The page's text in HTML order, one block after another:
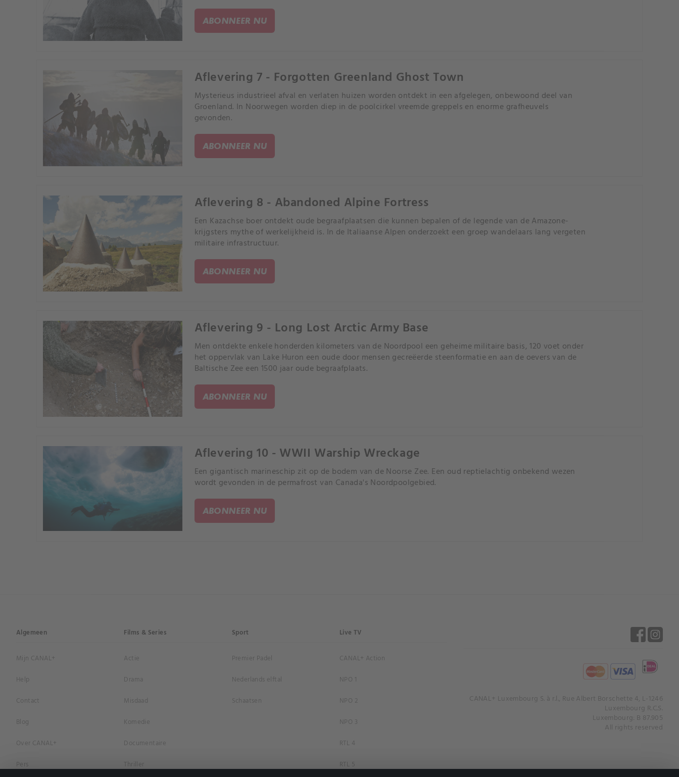
ABONNEER NU
Aflevering 7 - Forgotten Greenland Ghost Town
Mysterieus industrieel afval en verlaten huizen worden ontdekt in een afgelegen, onbewoond deel van
Groenland. In Noorwegen worden diep in de poolcirkel vreemde greppels en enorme grafheuvels
gevonden.
ABONNEER NU
Aflevering 8 - Abandoned Alpine Fortress
Een Kazachse boer ontdekt oude begraafplaatsen die kunnen bepalen of de legende van de Amazone-
krijgsters mythe of werkelijkheid is. In de Italiaanse Alpen onderzoekt een groep wandelaars lang vergeten
militaire infrastructuur.
ABONNEER NU
Aflevering 9 - Long Lost Arctic Army Base
Men ontdekte enkele honderden kilometers van de Noordpool een geheime militaire basis, 120 voet onder
het oppervlak van Lake Huron een oude door mensen gecreëerde steenformatie en aan de oevers van de
Baltische Zee een 1500 jaar oude begraafplaats.
ABONNEER NU
Aflevering 10 - WWII Warship Wreckage
Een gigantisch marineschip zit op de bodem van de Noorse Zee. Een oud reptielachtig onbekend wezen
wordt gevonden in de permafrost van Canada's Noordpoolgebied.
ABONNEER NU
Algemeen
Mijn CANAL+
Help
Contact
Blog
Over CANAL+
Pers
Films & Series
Actie
Drama
Misdaad
Komedie
Documentaire
Thriller
Sport
Premier Padel
Nederlands elftal
Schaatsen
Live TV
CANAL+ Action
NPO 1
NPO 2
NPO 3
RTL 4
RTL 5
CANAL+ Luxembourg S. à r.l., Rue Albert Borschette 4, L-1246
Luxembourg R.C.S.
Luxembourg: B 87.905
All rights reserved